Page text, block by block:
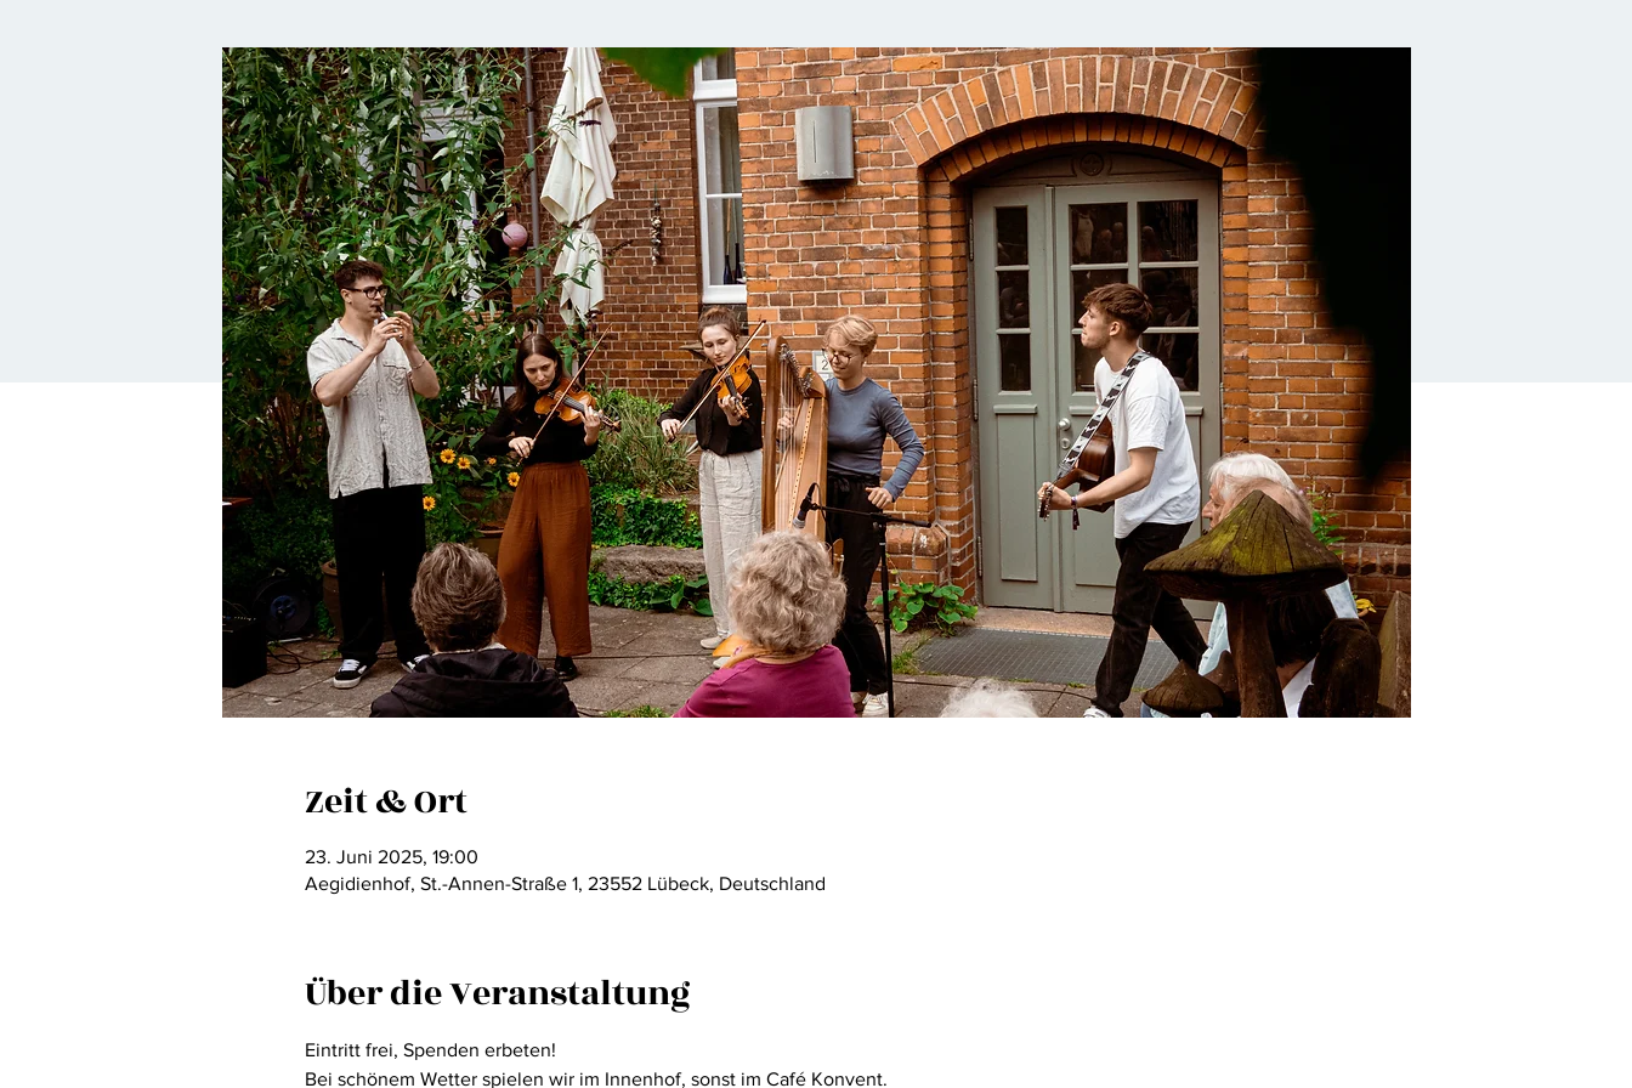
Zeit & Ort
23. Juni 2025, 19:00
Aegidienhof, St.-Annen-Straße 1, 23552 Lübeck, Deutschland
Über die Veranstaltung
Eintritt frei, Spenden erbeten!
Bei schönem Wetter spielen wir im Innenhof, sonst im Café Konvent.